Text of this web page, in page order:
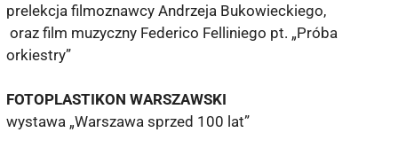
prelekcja filmoznawcy Andrzeja Bukowieckiego,
oraz film muzyczny Federico Felliniego pt. „Próba
orkiestry”
FOTOPLASTIKON WARSZAWSKI
wystawa „Warszawa sprzed 100 lat”